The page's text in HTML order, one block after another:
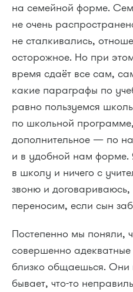
на семейной форме.
не очень
не сталкивались,
осторожное. Но при
время сдаёт все сам,
какие параграфы по
равно пользуемся
по школьной
дополнительное — по
и в удобной нам
в школу и ничего с
звоню и договариваюсь,
переносим, если сын
Постепенно мы поняли,
совершенно
близко общаешься. Они
бывает, что-то